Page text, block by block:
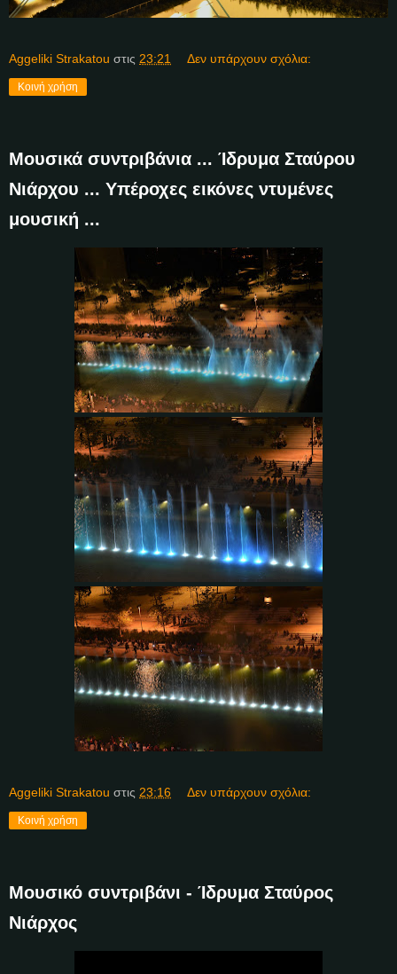
Aggeliki Strakatou στις 23:21 Δεν υπάρχουν σχόλια:
Κοινή χρήση
Μουσικά συντριβάνια ... Ίδρυμα Σταύρου
Νιάρχου ... Υπέροχες εικόνες ντυμένες
μουσική ...
Aggeliki Strakatou στις 23:16 Δεν υπάρχουν σχόλια:
Κοινή χρήση
Μουσικό συντριβάνι - Ίδρυμα Σταύρος
Νιάρχος